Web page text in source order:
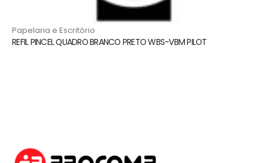
Papelaria e Escritório
REFIL PINCEL QUADRO BRANCO PRETO WBS-VBM PILOT